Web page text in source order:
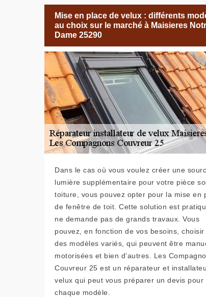
Mise en place de velux : différents
au choix sur le marché à Maisieres
Dame 25290
Dans le cas où vous voulez créer une
lumière supplémentaire pour votre pièce
toiture, vous pouvez opter pour la mise en
de fenêtre de toit. Cette solution est
ne demande pas de grands travaux. Vous
pouvez, en fonction de vos besoins, choisir
des modèles variés, qui peuvent être
motorisées et bien d’autres. Les
Couvreur 25 est un réparateur et
velux qui peut vous préparer un devis pour
chaque modèle.